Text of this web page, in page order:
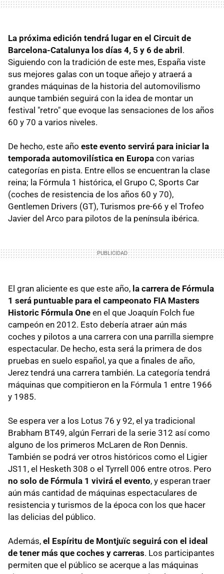
La próxima edición tendrá lugar en el Circuit de
Barcelona-Catalunya los días 4, 5 y 6 de abril.
Siguiendo con la tradición de este mes, España viste
sus mejores galas con un toque añejo y atraerá a
grandes máquinas de la historia del automovilismo
aunque también seguirá con la idea de montar un
festival "retro" que evoque las sensaciones de los años
60 y 70 a varios niveles.
De hecho, este año este evento servirá para iniciar la
temporada automovilística en Europa con varias
categorías en pista. Entre ellos se encuentran la clase
reina; la Fórmula 1 histórica, el Grupo C, Sports Car
(coches de resistencia de los años 60 y 70),
Gentlemen Drivers (GT), Turismos pre-66 y el Trofeo
Javier del Arco para pilotos de la península ibérica.
El gran aliciente es que este año, la carrera de Fórmula
1 será puntuable para el campeonato FIA Masters
Historic Fórmula One en el que Joaquín Folch fue
campeón en 2012. Esto debería atraer aún más
coches y pilotos a una carrera con una parrilla siempre
espectacular. De hecho, esta será la primera de dos
pruebas en suelo español, ya que a finales de año,
Jerez tendrá una carrera también. La categoría tendrá
máquinas que compitieron en la Fórmula 1 entre 1966
y 1985.
Se espera ver a los Lotus 76 y 92, el ya tradicional
Brabham BT49, algún Ferrari de la serie 312 así como
alguno de los primeros McLaren de Ron Dennis.
También se podrá ver otros históricos como el Ligier
JS11, el Hesketh 308 o el Tyrrell 006 entre otros. Pero
no solo de Fórmula 1 vivirá el evento, y esperan traer
aún más cantidad de máquinas espectaculares de
resistencia y turismos de la época con los que hacer
las delicias del público.
Además, el Espíritu de Montjuïc seguirá con el ideal
de tener más que coches y carreras. Los participantes
permiten que el público se acerque a las máquinas